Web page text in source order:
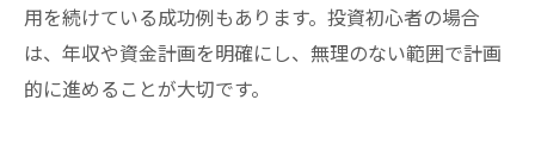
用を続けている成功例もあります。投資初心者の場合
は、年収や資金計画を明確にし、無理のない範囲で計画
的に進めることが大切です。